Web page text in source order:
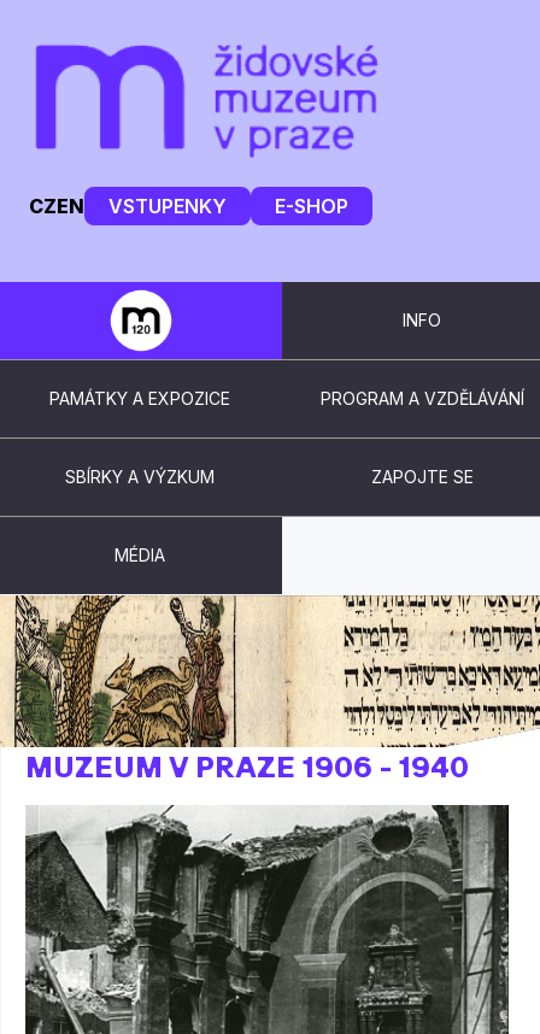
CZEN VSTUPENKY E-SHOP
INFO
PAMÁTKY A EXPOZICE PROGRAM A VZDĚLÁVÁNÍ
SBÍRKY A VÝZKUM ZAPOJTE SE
MÉDIA
BESTII NAVZDORY - ŽIDOVSKÉ
MUZEUM V PRAZE 1906 - 1940